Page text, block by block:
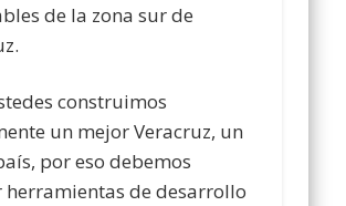
de la zona sur de
construimos
un mejor Veracruz, un
por eso debemos
herramientas de desarrollo